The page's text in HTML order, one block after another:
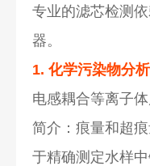
专业的滤芯检测
器。
1. 化学污染物分
电感耦合等离子
简介：痕量和超
于精确测定水样